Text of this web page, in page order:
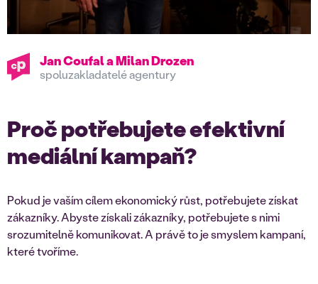
Jan Coufal a Milan Drozen
spoluzakladatelé agentury
Proč potřebujete efektivní
mediální kampaň?
Pokud je vaším cílem ekonomický růst, potřebujete získat
zákazníky. Abyste získali zákazníky, potřebujete s nimi
srozumitelně komunikovat. A právě to je smyslem kampaní,
které tvoříme.